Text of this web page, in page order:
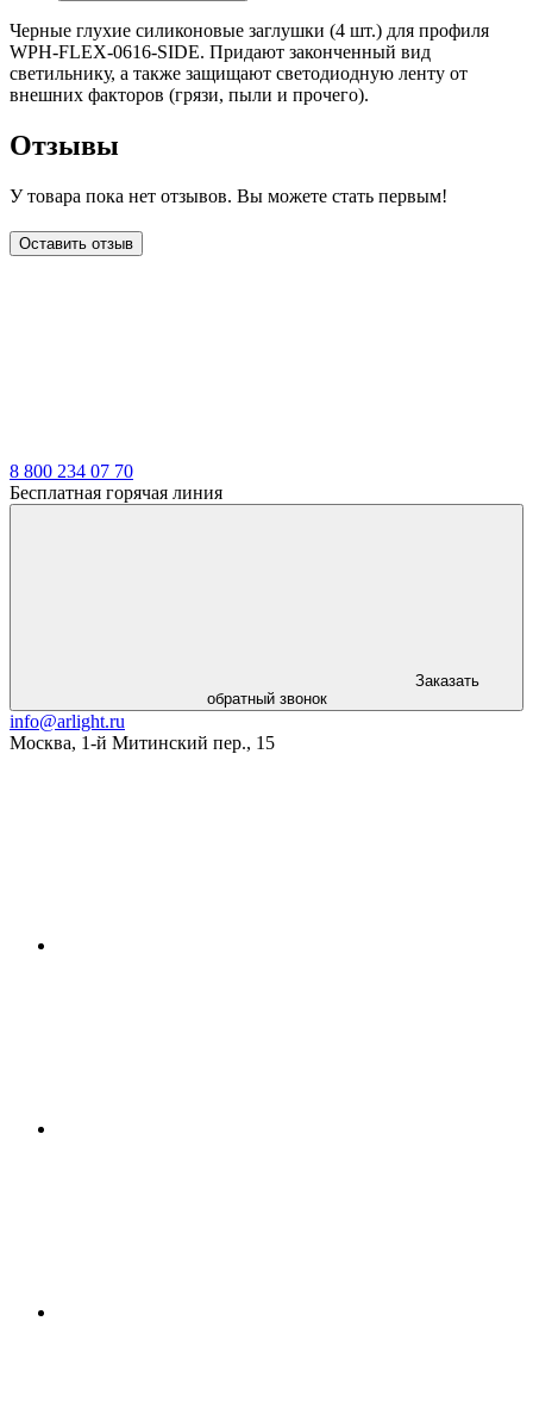
Черные глухие силиконовые заглушки (4 шт.) для профиля
WPH-FLEX-0616-SIDE. Придают законченный вид
светильнику, а также защищают светодиодную ленту от
внешних факторов (грязи, пыли и прочего).
Отзывы
У товара пока нет отзывов. Вы можете стать первым!
Оставить отзыв
8 800 234 07 70
Бесплатная горячая линия
Заказать
обратный звонок
info@arlight.ru
Москва, 1-й Митинский пер., 15